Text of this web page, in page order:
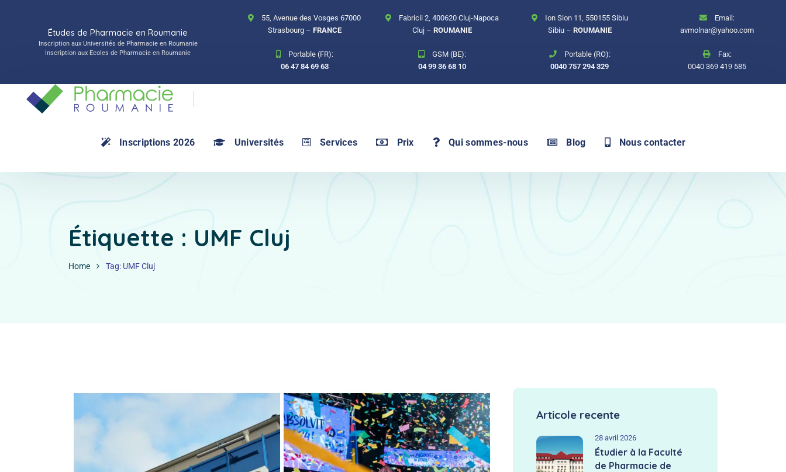
Études de Pharmacie en Roumanie
Inscription aux Universités de Pharmacie en Roumanie
Inscription aux Ecoles de Pharmacie en Roumanie
55, Avenue des Vosges 67000
Strasbourg – FRANCE
Fabricii 2, 400620 Cluj-Napoca
Cluj – ROUMANIE
Ion Sion 11, 550155 Sibiu
Sibiu – ROUMANIE
Email:
avmolnar@yahoo.com
Portable (FR):
06 47 84 69 63
GSM (BE):
04 99 36 68 10
Portable (RO):
0040 757 294 329
Fax:
0040 369 419 585
Inscriptions 2026 Universités Services Prix Qui sommes-nous Blog Nous contacter
Étiquette : UMF Cluj
Home Tag: UMF Cluj
Articole recente
28 avril 2026
Étudier à la Faculté
de Pharmacie de